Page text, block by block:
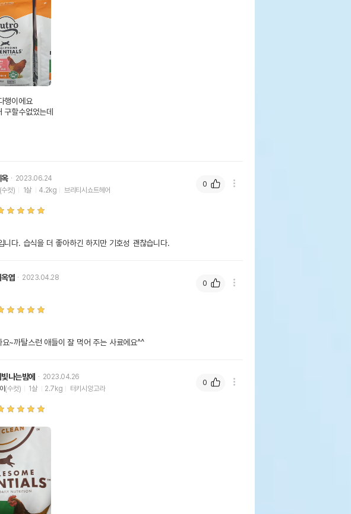
행이에요
구할수없었는데
2023.06.24
(수컷) 1살 4.2kg 브리티시쇼트헤어
니다. 습식을 더 좋아하긴 하지만 기호성 괜찮습니다.
0
엽 2023.04.28
요~까탈스런 애들이 잘 먹어 주는 사료에요^^
0
나는밤에
2023.04.26
(수컷) 1살 2.7kg 터키시앙고라
0